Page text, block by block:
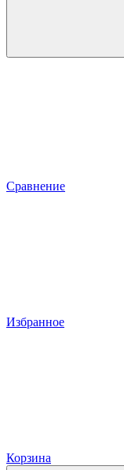
Сравнение
Избранное
Корзина